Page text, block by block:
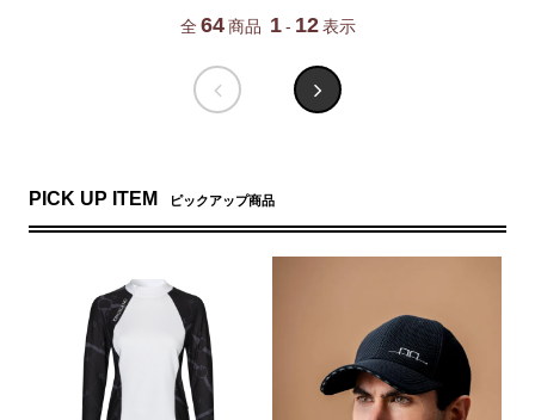
全 64 商品 1 - 12 表示
PICK UP ITEM ピックアップ商品